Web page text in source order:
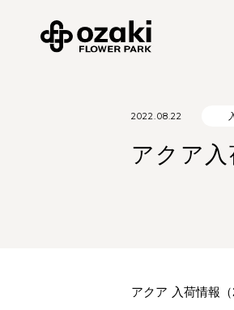
2022.08.22
アクア入
アクア 入荷情報